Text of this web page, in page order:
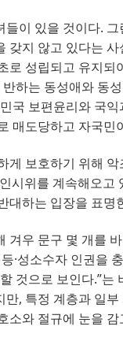
들이 있을 것이다. 그
갖지 않고 있다는
로 성립되고 유지되
반하는 동성애와 동
국 보편윤리와 국
매도당하고 자국
게 보호하기 위해
시위를 계속해오고
대하는 입장을 표명
겨우 문구 몇 개를
·성소수자 인권을
것으로 보인다.”는
만, 특정 계층과 일
소와 절규에 눈을